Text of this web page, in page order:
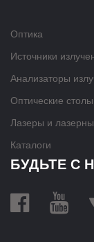
Оптика
Источники
Анализаторы
Оптические столы
Лазеры и
Каталоги
БУДЬТЕ С